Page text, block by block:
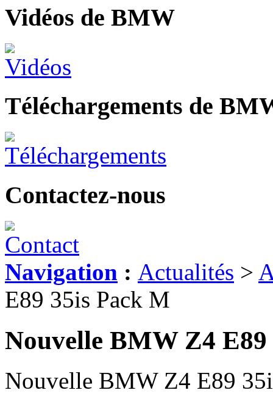
Vidéos de BMW
Téléchargements de
Contactez-nous
Navigation : Actualités >
E89 35is Pack M
Nouvelle BMW Z4
Nouvelle BMW Z4 E89